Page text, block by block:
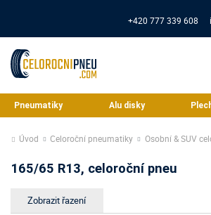
+420 777 339 608
Pneumatiky Alu disky
Úvod Celoroční pneumatiky Osobní & SUV
165/65 R13, celoroční pneu